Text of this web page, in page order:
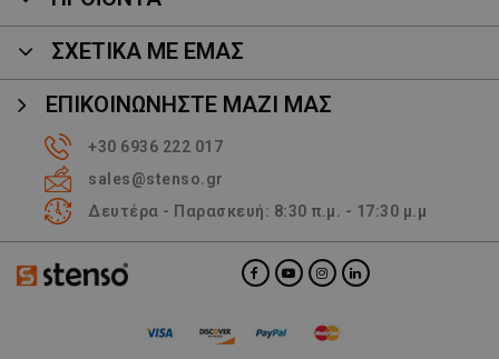
ΣΧΕΤΙΚΑ ΜΕ ΕΜΑΣ
ΕΠΙΚΟΙΝΩΝΉΣΤΕ ΜΑΖΊ ΜΑΣ
+30 6936 222 017
sales@stenso.gr
Δευτέρα - Παρασκευή: 8:30 π.μ. - 17:30 μ.μ